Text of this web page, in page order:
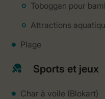
Toboggan pour
Attractions
Plage
Sports et jeux
Char à voile (Blokart)